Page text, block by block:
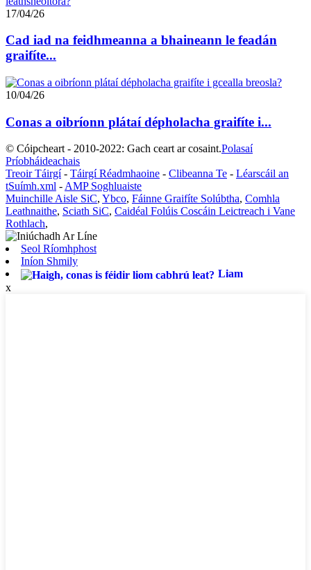
17/04/26
Cad iad na feidhmeanna a bhaineann le feadán
graifíte...
10/04/26
Conas a oibríonn plátaí dépholacha graifíte i...
© Cóipcheart - 2010-2022: Gach ceart ar cosaint.Polasaí
Príobháideachais
Treoir Táirgí- Táirgí Réadmhaoine - Clibeanna Te - Léarscáil an
tSuímh.xml - AMP Soghluaiste
Muinchille Aisle SiC, Ybco, Fáinne Graifíte Solúbtha, Comhla
Leathnaithe, Sciath SiC, Caidéal Folúis Coscáin Leictreach i Vane
Rothlach,
Seol Ríomhphost
Iníon Shmily
Liam
x